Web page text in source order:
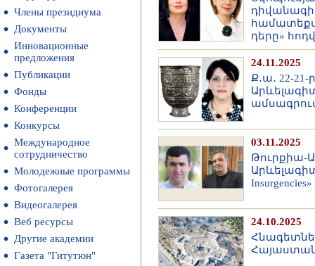
Члены президиума
Документы
Инновационные
предложения
Публикации
Фонды
Конференции
Конкурсы
Международное
сотрудничество
Молодежные программы
Фотогалерея
Видеогалерея
Веб ресурсы
Другие академии
Газета "Гитутюн"
դերը»
24.11.2025
Ք․ա․ 22-
03.11.2025
Թուրքիա-
24.10.2025